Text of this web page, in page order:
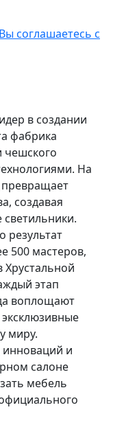
Вы соглашаетесь с
в создании
фабрика
чешского
На
превращает
создавая
результат
500 мастеров,
этап
воплощают
миру.
и
салоне
мебель